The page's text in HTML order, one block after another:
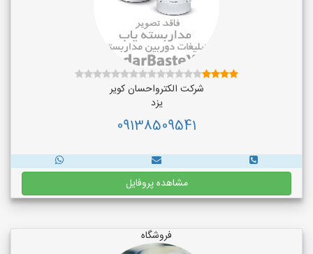
شرکت الکترواحسان کویر
یزد
09138509541
مشاهده پروفایل
فروشگاه